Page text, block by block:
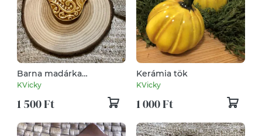
Barna madárka
hűtőmagnes
KVicky
1 500 Ft
Kerámia tök
KVicky
1 000 Ft